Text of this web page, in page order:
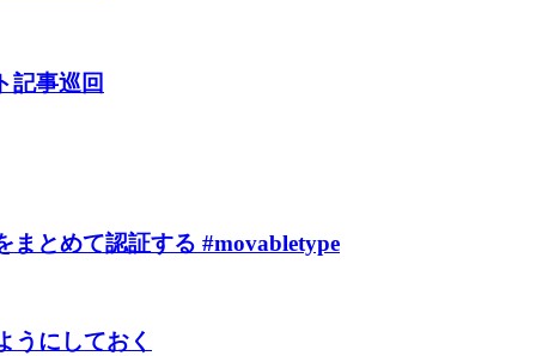
記事巡回
とめて認証する #movabletype
うにしておく